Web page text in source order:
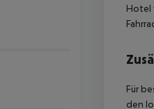
Hotel
Für
den